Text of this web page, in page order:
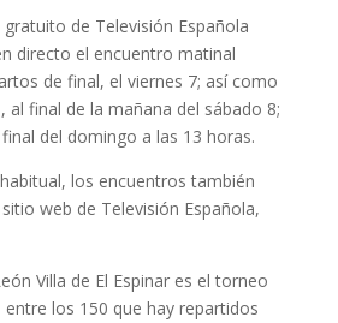
de Televisión Española
directo el encuentro matinal
de final, el viernes 7; así como
al final de la mañana del sábado 8;
del domingo a las 13 horas.
los encuentros también
web de Televisión Española,
Villa de El Espinar es el torneo
entre los 150 que hay repartidos